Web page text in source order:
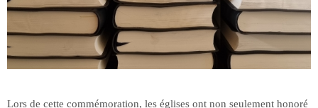
Lors de cette commémoration, les églises ont non seulement honoré